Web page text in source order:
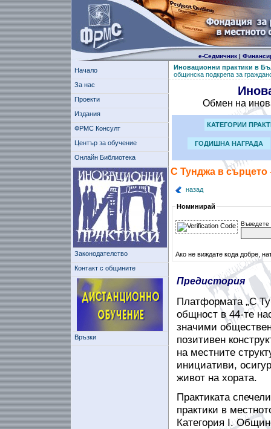
е-Седмичник|
Начало
За нас
Проекти
Издания
ФРМС Консулт
Център за обучение
Онлайн Библиотека
Законодателство
Контакт с общините
Връзки
Иновационни практики в
общинска подкрепа за
Обмен на
КАТЕГОРИИ
ГОДИШНА НАГРАДА
С Тунджа в сърцето
назад
Номинирай
Въведете
Ако не виждате кода добре,
Предистория
Платформата „С
общност в 44-те
значими
позитивен
на местните
инициативи,
живот на хората.
Практиката
практики в
Категория I.